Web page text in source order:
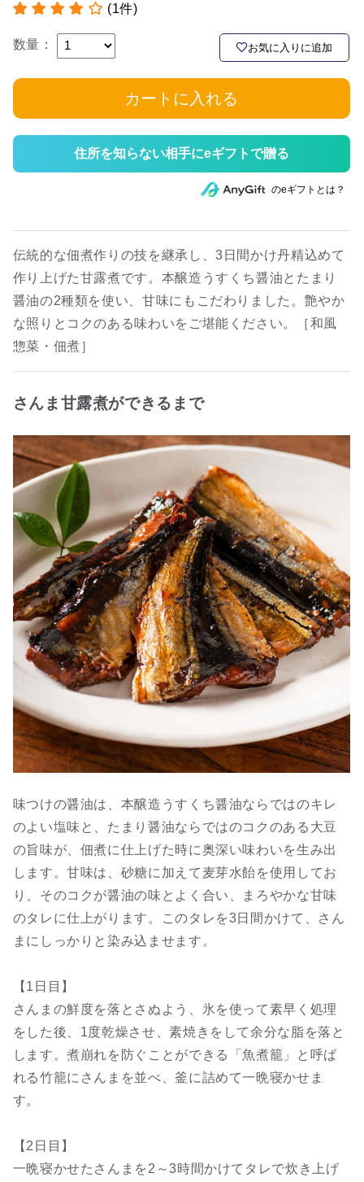
(1件)
数量： お気に入りに追加
カートに入れる
住所を知らない相手にeギフトで贈る
のeギフトとは？
伝統的な佃煮作りの技を継承し、3日間かけ丹精込めて
作り上げた甘露煮です。本醸造うすくち醤油とたまり
醤油の2種類を使い、甘味にもこだわりました。艶やか
な照りとコクのある味わいをご堪能ください。［和風
惣菜・佃煮］
さんま甘露煮ができるまで
味つけの醤油は、本醸造うすくち醤油ならではのキレ
のよい塩味と、たまり醤油ならではのコクのある大豆
の旨味が、佃煮に仕上げた時に奥深い味わいを生み出
します。甘味は、砂糖に加えて麦芽水飴を使用してお
り、そのコクが醤油の味とよく合い、まろやかな甘味
のタレに仕上がります。このタレを3日間かけて、さん
まにしっかりと染み込ませます。
【1日目】
さんまの鮮度を落とさぬよう、氷を使って素早く処理
をした後、1度乾燥させ、素焼きをして余分な脂を落と
します。煮崩れを防ぐことができる「魚煮籠」と呼ば
れる竹籠にさんまを並べ、釜に詰めて一晩寝かせま
す。
【2日目】
一晩寝かせたさんまを2～3時間かけてタレで炊き上げ